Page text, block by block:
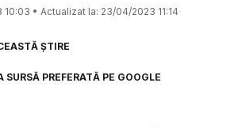
10:03 • Actualizat la: 23/04/2023 11:14
ȘTIRE
PREFERATĂ PE GOOGLE